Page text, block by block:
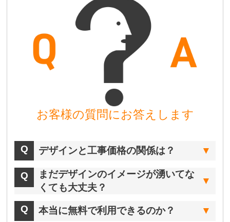
お客様の質問にお答えします
デザインと工事価格の関係は？
まだデザインのイメージが湧いてな
くても大丈夫？
本当に無料で利用できるのか？